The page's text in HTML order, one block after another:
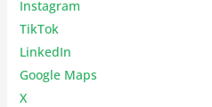
Instagram
TikTok
LinkedIn
Google Maps
X